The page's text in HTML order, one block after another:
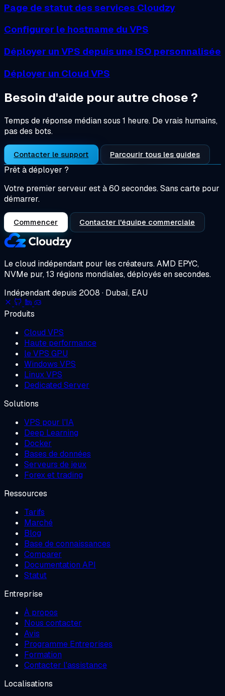
Page de statut des services Cloudzy
Configurer le hostname du VPS
Déployer un VPS depuis une ISO personnalisée
Déployer un Cloud VPS
Besoin d'aide pour autre chose ?
Temps de réponse médian sous 1 heure. De vrais humains,
pas des bots.
Contacter le support Parcourir tous les guides
Prêt à déployer ?
Votre premier serveur est à 60 secondes. Sans carte pour
démarrer.
Commencer Contacter l'équipe commerciale
Le cloud indépendant pour les créateurs.AMD EPYC,
NVMe pur, 13 régions mondiales, déployés en secondes.
Indépendant depuis 2008 · Dubaï, EAU
Produits
Cloud VPS
Haute performance
le VPS GPU
Windows VPS
Linux VPS
Dedicated Server
Solutions
VPS pour l'IA
Deep Learning
Docker
Bases de données
Serveurs de jeux
Forex et trading
Ressources
Tarifs
Marché
Blog
Base de connaissances
Comparer
Documentation API
Statut
Entreprise
À propos
Nous contacter
Avis
Programme Entreprises
Formation
Contacter l'assistance
Localisations